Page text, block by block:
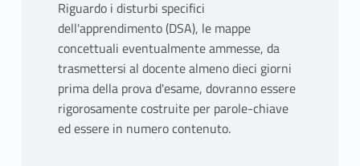
Riguardo i disturbi specifici
dell'apprendimento (DSA), le mappe
concettuali eventualmente ammesse, da
trasmettersi al docente almeno dieci giorni
prima della prova d'esame, dovranno essere
rigorosamente costruite per parole-chiave
ed essere in numero contenuto.